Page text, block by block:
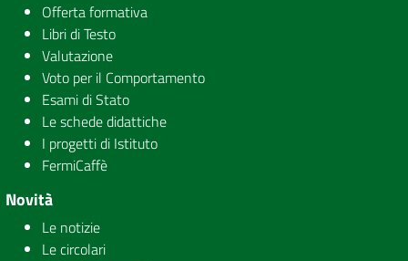
Offerta formativa
Libri di Testo
Valutazione
Voto per il Comportamento
Esami di Stato
Le schede didattiche
I progetti di Istituto
FermiCaffè
Novità
Le notizie
Le circolari